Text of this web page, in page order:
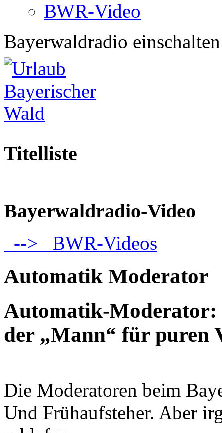
BWR-Video
Bayerwaldradio
Titelliste
Bayerwaldradio-Video
--> BWR-Videos
Automatik Moderator
Automatik-Moderator:
der „Mann“ für puren
Die Moderatoren beim
Und Frühaufsteher. Aber